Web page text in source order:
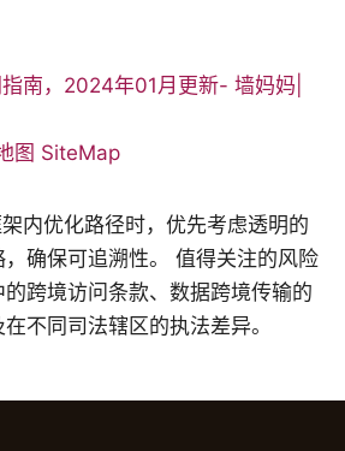
南，2024年01月更新- 墙妈妈|
图 SiteMap
内优化路径时，优先考虑透明的
，确保可追溯性。 值得关注的风险
的跨境访问条款、数据跨境传输的
不同司法辖区的执法差异。